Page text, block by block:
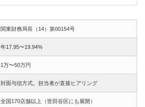
関東財務局長（14）第00154号
年17.95〜19.94%
1万〜50万円
対面与信方式。担当者が直接ヒアリング
全国170店舗以上（世田谷区にも展開）